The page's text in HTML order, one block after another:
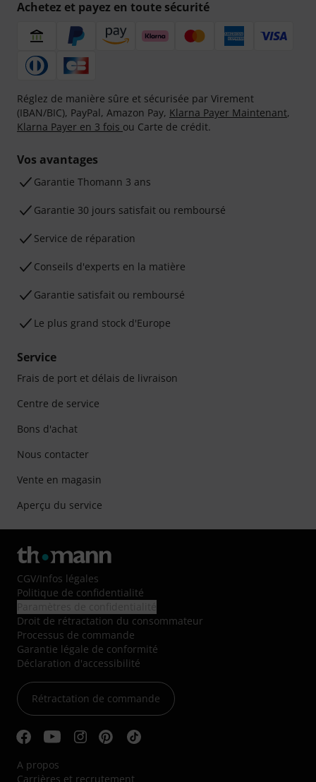
Achetez et payez en toute sécurité
Réglez de manière sûre et sécurisée par Virement
(IBAN/BIC), PayPal, Amazon Pay, Klarna Payer Maintenant,
Klarna Payer en 3 fois ou Carte de crédit.
Vos avantages
Ga­ran­tie Thomann 3 ans
Garantie 30 jours satisfait ou remboursé
Service de réparation
Conseils d'experts en la matière
Garantie satisfait ou remboursé
Le plus grand stock d'Europe
Service
Frais de port et délais de livraison
Centre de service
Bons d'achat
Nous contacter
Vente en magasin
Aperçu du service
CGV/Infos légales
Politique de confidentialité
Droit de rétractation du consommateur
Processus de commande
Garantie légale de conformité
Déclaration d'accessibilité
Rétractation de commande
A propos
Carrières et recrutement